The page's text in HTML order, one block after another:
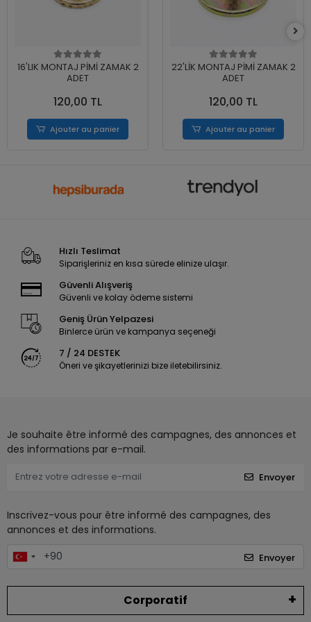
16'LIK MONTAJ PİMİ ZAMAK 2
ADET
120,00 TL
Ajouter au panier
22'LİK MONTAJ PİMİ ZAMAK 2
ADET
120,00 TL
Ajouter au panier
Hızlı Teslimat
Siparişleriniz en kısa sürede elinize ulaşır.
Güvenli Alışveriş
Güvenli ve kolay ödeme sistemi
Geniş Ürün Yelpazesi
Binlerce ürün ve kampanya seçeneği
7 / 24 DESTEK
Öneri ve şikayetlerinizi bize iletebilirsiniz.
Je souhaite être informé des campagnes, des annonces et
des informations par e-mail.
Envoyer
Inscrivez-vous pour être informé des campagnes, des
annonces et des informations.
Envoyer
Corporatif